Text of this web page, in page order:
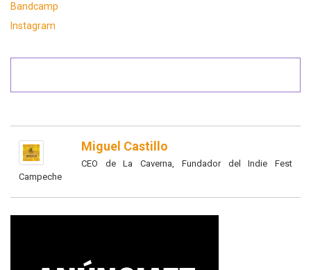
Bandcamp
Instagram
Miguel Castillo
CEO de La Caverna, Fundador del Indie Fest
Campeche